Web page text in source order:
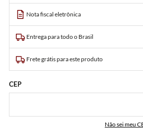
Nota fiscal eletrônica
Entrega para todo o Brasil
Frete grátis para este produto
CEP
Não sei meu